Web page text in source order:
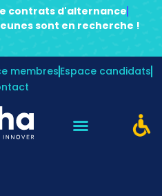
contrats d'alternance
sont en recherche !
membres Espace candidats